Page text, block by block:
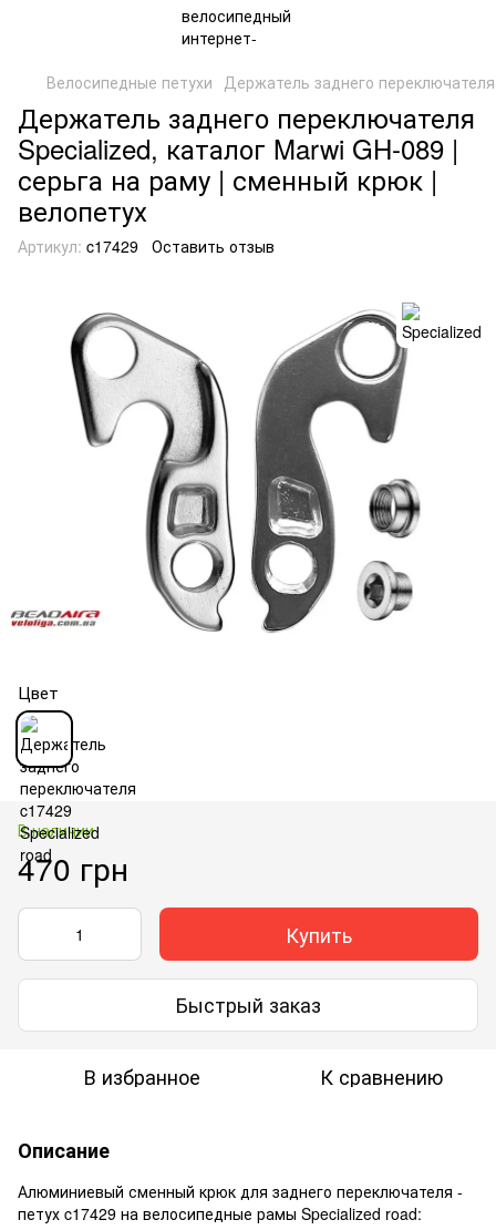
Велосипедные петухи Держатель заднего
Держатель заднего переключателя
Specialized, каталог Marwi GH-089 |
серьга на раму | сменный крюк |
велопетух
Артикул: c17429 Оставить отзыв
Цвет
В наличии
470 грн
Купить
Быстрый заказ
В избранное К сравнению
Описание
Алюминиевый сменный крюк для заднего переключателя -
петух c17429 на велосипедные рамы Specialized road: